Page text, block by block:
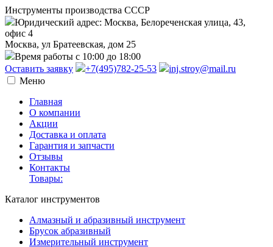
Инструменты производства СССР
Юридический адрес: Москва, Белореченская улица, 43,
офис 4
Москва, ул Братеевская, дом 25
Время работы с 10:00 до 18:00
Оставить заявку
+7(495)782-25-53
inj.stroy@mail.ru
Меню
Главная
О компании
Акции
Доставка и оплата
Гарантия и запчасти
Отзывы
Контакты
Товары:
Каталог инструментов
Алмазный и абразивный инструмент
Брусок абразивный
Измерительный инструмент